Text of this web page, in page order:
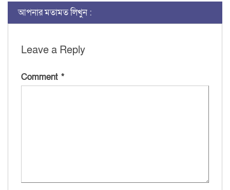
আপনার মতামত লিখুন :
Leave a Reply
Comment *